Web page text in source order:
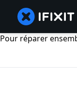
Pour réparer